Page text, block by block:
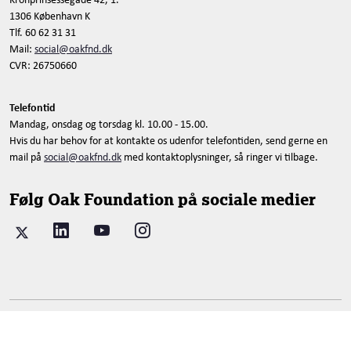
1306 København K
Tlf. 60 62 31 31
Mail: social@oakfnd.dk
CVR: 26750660
Telefontid
Mandag, onsdag og torsdag kl. 10.00 - 15.00.
Hvis du har behov for at kontakte os udenfor telefontiden, send gerne en
mail på social@oakfnd.dk med kontaktoplysninger, så ringer vi tilbage.
Følg Oak Foundation på sociale medier